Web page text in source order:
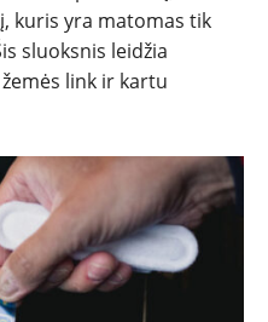
kuris yra matomas tik
sluoksnis leidžia
link ir kartu